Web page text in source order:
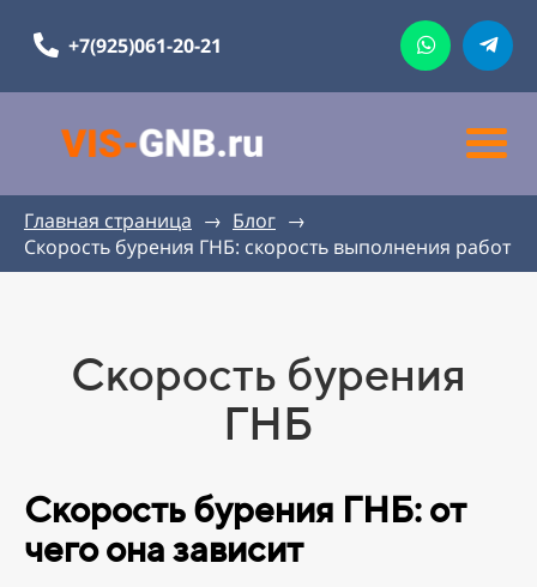
+7(925)061-20-21
Главная страница → Блог →
Скорость бурения ГНБ: скорость выполнения работ
Скорость бурения
ГНБ
Скорость бурения ГНБ: от
чего она зависит